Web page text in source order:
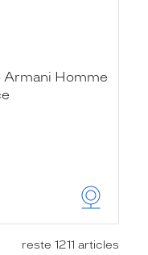
reste 1211 articles